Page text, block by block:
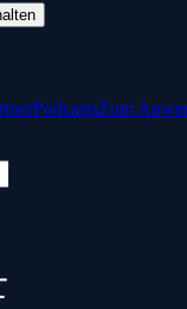
PodcastsZum